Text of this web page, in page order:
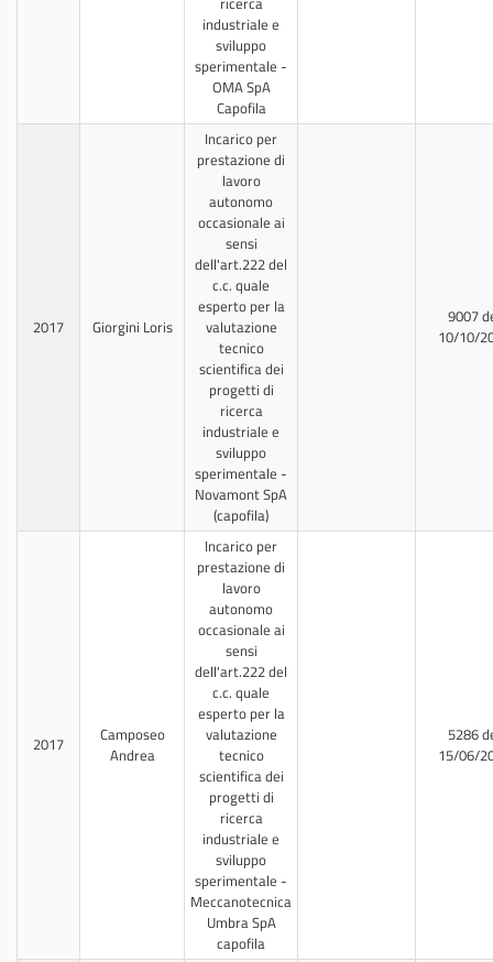
industriale e
sviluppo
sperimentale -
OMA SpA
Capofila
2017 Giorgini Loris
Incarico per
prestazione di
lavoro
autonomo
occasionale ai
sensi
dell'art.222 del
c.c. quale
esperto per la
valutazione
tecnico
scientifica dei
progetti di
ricerca
industriale e
sviluppo
sperimentale -
Novamont SpA
(capofila)
9007
10/10/
2017
Camposeo
Andrea
Incarico per
prestazione di
lavoro
autonomo
occasionale ai
sensi
dell'art.222 del
c.c. quale
esperto per la
valutazione
tecnico
scientifica dei
progetti di
ricerca
industriale e
sviluppo
sperimentale -
Meccanotecnica
Umbra SpA
capofila
5286
15/06/